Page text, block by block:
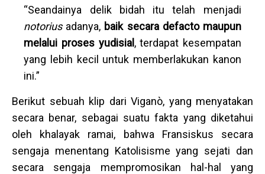
“Seandainya delik bidah itu telah menjadi
notoriusadanya, baik secara defacto maupun
melalui proses yudisial, terdapat kesempatan
yang lebih kecil untuk memberlakukan kanon
ini.”
Berikut sebuah klip dari Viganò, yang menyatakan
secara benar, sebagai suatu fakta yang diketahui
oleh khalayak ramai, bahwa Fransiskus secara
sengaja menentang Katolisisme yang sejati dan
secara sengaja mempromosikan hal-hal yang